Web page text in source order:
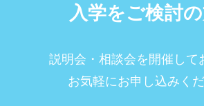
入学をご検討
説明会・相談会を開催して
お気軽にお申し込みくだ